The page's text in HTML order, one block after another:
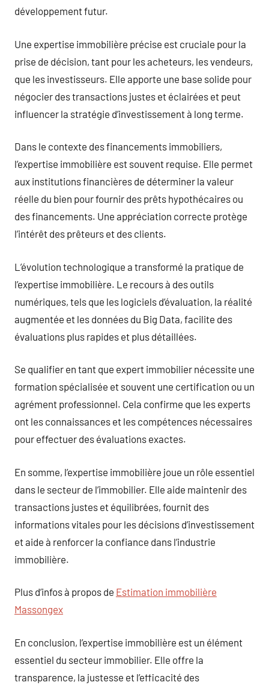
développement futur.
Une expertise immobilière précise est cruciale pour la
prise de décision, tant pour les acheteurs, les vendeurs,
que les investisseurs. Elle apporte une base solide pour
négocier des transactions justes et éclairées et peut
influencer la stratégie d’investissement à long terme.
Dans le contexte des financements immobiliers,
l’expertise immobilière est souvent requise. Elle permet
aux institutions financières de déterminer la valeur
réelle du bien pour fournir des prêts hypothécaires ou
des financements. Une appréciation correcte protège
l’intérêt des prêteurs et des clients.
L’évolution technologique a transformé la pratique de
l’expertise immobilière. Le recours à des outils
numériques, tels que les logiciels d’évaluation, la réalité
augmentée et les données du Big Data, facilite des
évaluations plus rapides et plus détaillées.
Se qualifier en tant que expert immobilier nécessite une
formation spécialisée et souvent une certification ou un
agrément professionnel. Cela confirme que les experts
ont les connaissances et les compétences nécessaires
pour effectuer des évaluations exactes.
En somme, l’expertise immobilière joue un rôle essentiel
dans le secteur de l’immobilier. Elle aide maintenir des
transactions justes et équilibrées, fournit des
informations vitales pour les décisions d’investissement
et aide à renforcer la confiance dans l’industrie
immobilière.
Plus d’infos à propos de Estimation immobilière
Massongex
En conclusion, l’expertise immobilière est un élément
essentiel du secteur immobilier. Elle offre la
transparence, la justesse et l’efficacité des